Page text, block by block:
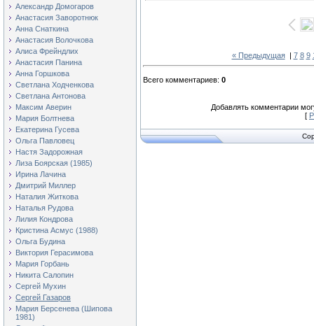
Александр Домогаров
Анастасия Заворотнюк
Анна Снаткина
Анастасия Волочкова
Алиса Фрейндлих
Анастасия Панина
Анна Горшкова
Светлана Ходченкова
Светлана Антонова
Максим Аверин
Мария Болтнева
Екатерина Гусева
Ольга Павловец
Настя Задорожная
Лиза Боярская (1985)
Ирина Лачина
Дмитрий Миллер
Наталия Житкова
Наталья Рудова
Лилия Кондрова
Кристина Асмус (1988)
Ольга Будина
Виктория Герасимова
Мария Горбань
Никита Салопин
Сергей Мухин
Сергей Газаров
Мария Берсенева (Шипова
1981)
« Предыдущая| 7 8 9
Всего комментариев: 0
Добавлять комментарии
[